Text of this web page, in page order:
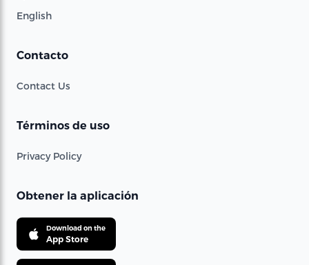
English
Contacto
Contact Us
Términos de uso
Privacy Policy
Obtener la aplicación
Download on the
App Store